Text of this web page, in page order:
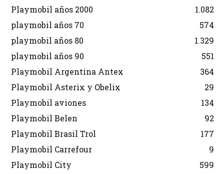
Playmobil años 2000
1.082
playmobil años 70
574
playmobil años 80
1.329
playmobil años 90
551
Playmobil Argentina Antex
364
Playmobil Asterix y Obelix
29
Playmobil aviones
134
Playmobil Belen
92
Playmobil Brasil Trol
177
Playmobil Carrefour
9
Playmobil City
599